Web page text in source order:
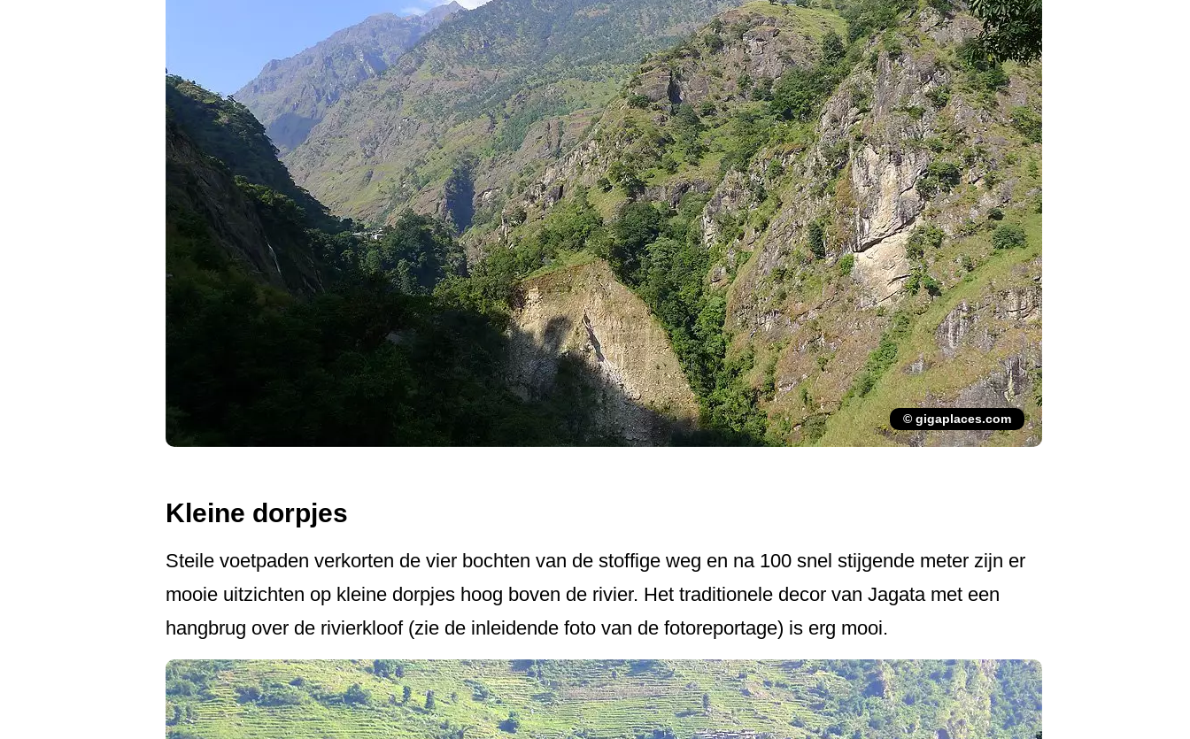
© gigaplaces.com
Kleine dorpjes
Steile voetpaden verkorten de vier bochten van de stoffige weg en na 100 snel stijgende meter zijn er
mooie uitzichten op kleine dorpjes hoog boven de rivier. Het traditionele decor van Jagata met een
hangbrug over de rivierkloof (zie de inleidende foto van de fotoreportage) is erg mooi.